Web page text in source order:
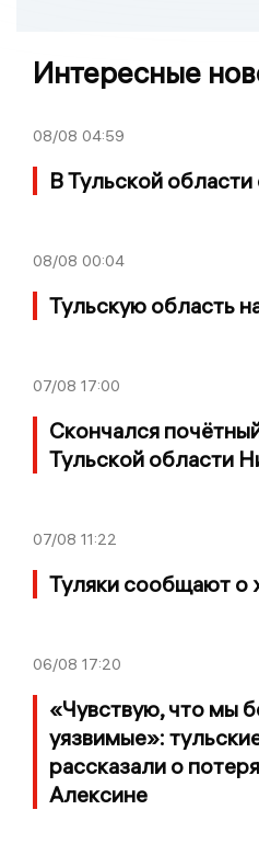
Интересные
08/08 04:59
В Тульской
08/08 00:04
Тульскую область
07/08 17:00
Скончался
Тульской области
07/08 11:22
Туляки сообщают о
06/08 17:20
«Чувствую, что мы
уязвимые»:
рассказали о
Алексине